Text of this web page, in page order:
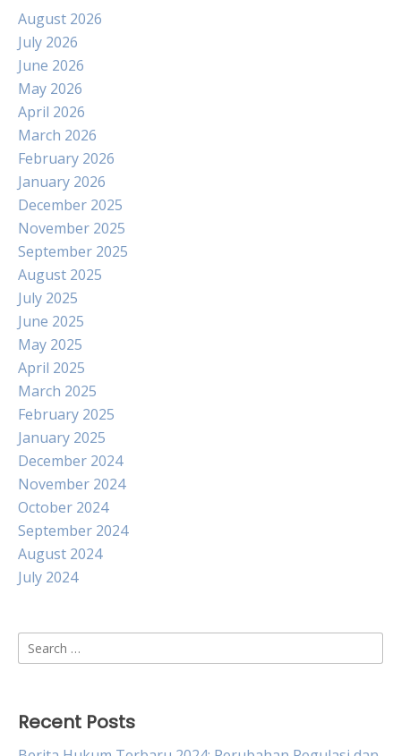
August 2026
July 2026
June 2026
May 2026
April 2026
March 2026
February 2026
January 2026
December 2025
November 2025
September 2025
August 2025
July 2025
June 2025
May 2025
April 2025
March 2025
February 2025
January 2025
December 2024
November 2024
October 2024
September 2024
August 2024
July 2024
Search
for:
Recent Posts